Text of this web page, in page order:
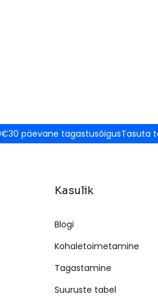
30 päevane tagastusõigusTasuta
Kasulik
Blogi
Kohaletoimetamine
Tagastamine
Suuruste tabel